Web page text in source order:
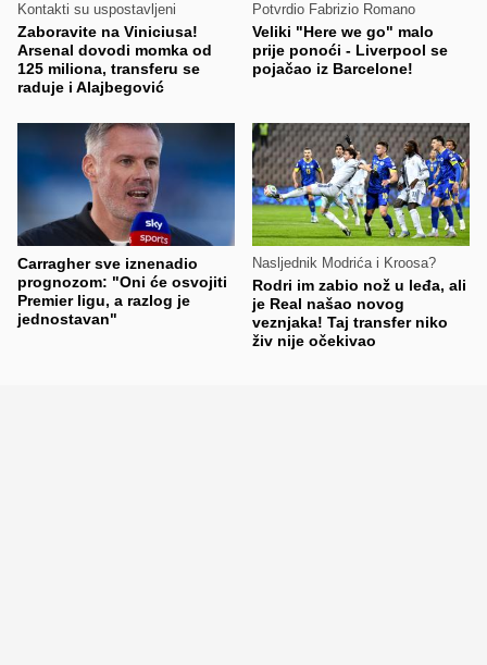
Kontakti su uspostavljeni
Zaboravite na Viniciusa!
Arsenal dovodi momka od
125 miliona, transferu se
raduje i Alajbegović
Potvrdio Fabrizio Romano
Veliki "Here we go" malo
prije ponoći - Liverpool se
pojačao iz Barcelone!
Carragher sve iznenadio
prognozom: "Oni će osvojiti
Premier ligu, a razlog je
jednostavan"
Nasljednik Modrića i Kroosa?
Rodri im zabio nož u leđa, ali
je Real našao novog
veznjaka! Taj transfer niko
živ nije očekivao